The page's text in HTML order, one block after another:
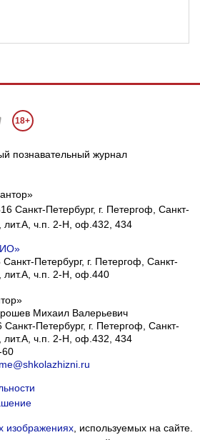
18+
познавательный журнал
Санкт-Петербург, г. Петергоф, Санкт-
лит.А, ч.п. 2-Н, оф.432, 434
Петербург, г. Петергоф, Санкт-
лит.А, ч.п. 2-Н, оф.440
Михаил Валерьевич
Санкт-Петербург, г. Петергоф, Санкт-
лит.А, ч.п. 2-Н, оф.432, 434
60
изображениях, используемых на сайте.